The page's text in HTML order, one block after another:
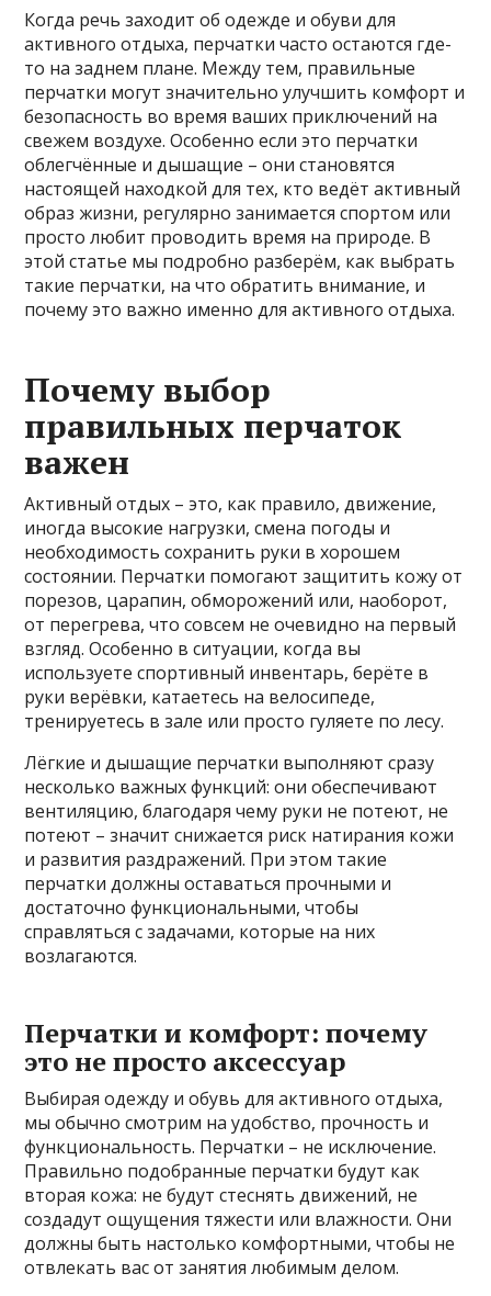
Когда речь заходит об одежде и обуви для
активного отдыха, перчатки часто остаются где-
то на заднем плане. Между тем, правильные
перчатки могут значительно улучшить комфорт и
безопасность во время ваших приключений на
свежем воздухе. Особенно если это перчатки
облегчённые и дышащие – они становятся
настоящей находкой для тех, кто ведёт активный
образ жизни, регулярно занимается спортом или
просто любит проводить время на природе. В
этой статье мы подробно разберём, как выбрать
такие перчатки, на что обратить внимание, и
почему это важно именно для активного отдыха.
Почему выбор
правильных перчаток
важен
Активный отдых – это, как правило, движение,
иногда высокие нагрузки, смена погоды и
необходимость сохранить руки в хорошем
состоянии. Перчатки помогают защитить кожу от
порезов, царапин, обморожений или, наоборот,
от перегрева, что совсем не очевидно на первый
взгляд. Особенно в ситуации, когда вы
используете спортивный инвентарь, берёте в
руки верёвки, катаетесь на велосипеде,
тренируетесь в зале или просто гуляете по лесу.
Лёгкие и дышащие перчатки выполняют сразу
несколько важных функций: они обеспечивают
вентиляцию, благодаря чему руки не потеют, не
потеют – значит снижается риск натирания кожи
и развития раздражений. При этом такие
перчатки должны оставаться прочными и
достаточно функциональными, чтобы
справляться с задачами, которые на них
возлагаются.
Перчатки и комфорт: почему
это не просто аксессуар
Выбирая одежду и обувь для активного отдыха,
мы обычно смотрим на удобство, прочность и
функциональность. Перчатки – не исключение.
Правильно подобранные перчатки будут как
вторая кожа: не будут стеснять движений, не
создадут ощущения тяжести или влажности. Они
должны быть настолько комфортными, чтобы не
отвлекать вас от занятия любимым делом.